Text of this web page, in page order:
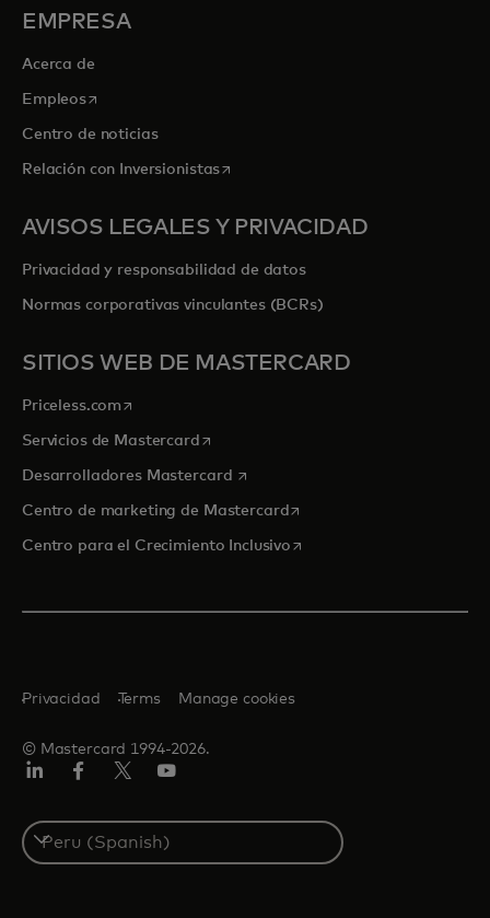
EMPRESA
Acerca de
Empleosse abre en una pestaña nueva
Centro de noticias
Relación con Inversionistasse abre en una pestaña nueva
AVISOS LEGALES Y PRIVACIDAD
Privacidad y responsabilidad de datos
Normas corporativas vinculantes (BCRs)
SITIOS WEB DE MASTERCARD
Priceless.com se abre en una pestaña nueva
Servicios de Mastercardse abre en una pestaña nueva
Desarrolladores Mastercard se abre en una pestaña nueva
Centro de marketing de Mastercardse abre en una pestaña
Centro para el Crecimiento Inclusivose abre en una pestaña
© Mastercard 1994-2026.
Privacidad Terms Manage cookies
Select
a
country